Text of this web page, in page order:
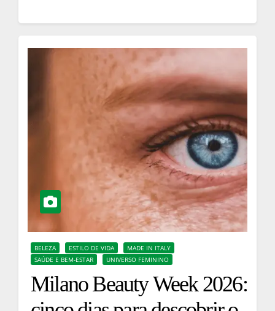
BELEZA ESTILO DE VIDA
MADE IN ITALY
SAÚDE E BEM-ESTAR
UNIVERSO FEMININO
Milano Beauty Week 2026: